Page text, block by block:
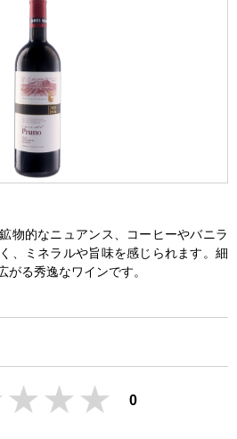
物的なニュアンス、コーヒーやバニラ
、ミネラルや旨味を感じられます。細
る秀逸なワインです。
0